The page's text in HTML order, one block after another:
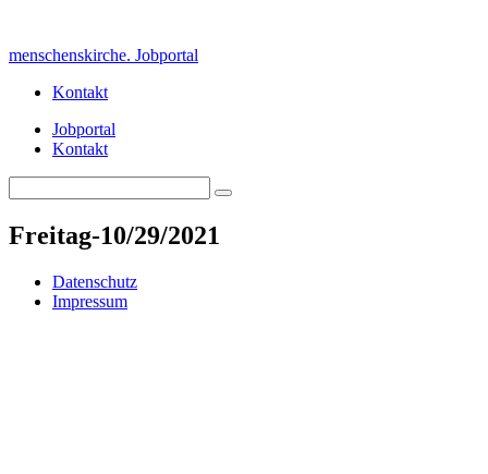
content
menschenskirche. Jobportal
Kontakt
Jobportal
Kontakt
for:
Search
Freitag-10/29/2021
Datenschutz
Impressum